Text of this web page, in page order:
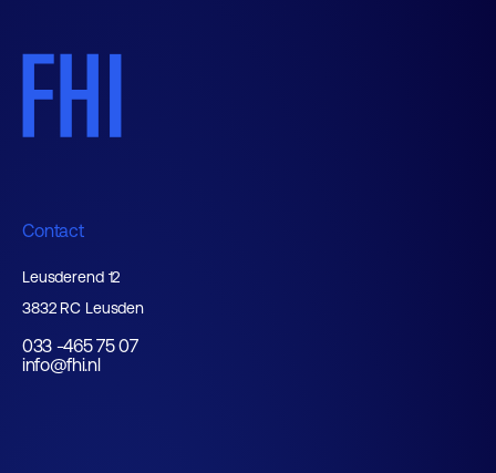
Contact
Leusderend 12
3832 RC Leusden
033 -465 75 07
info@fhi.nl